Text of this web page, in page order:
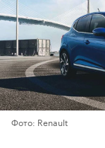
Фото: Renault